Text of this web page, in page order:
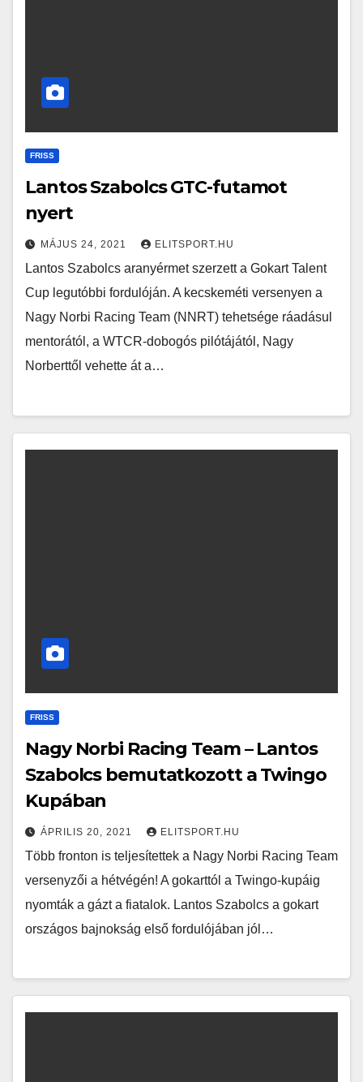
FRISS
Lantos Szabolcs GTC-futamot
nyert
MÁJUS 24, 2021 ELITSPORT.HU
Lantos Szabolcs aranyérmet szerzett a Gokart Talent
Cup legutóbbi fordulóján. A kecskeméti versenyen a
Nagy Norbi Racing Team (NNRT) tehetsége ráadásul
mentorától, a WTCR-dobogós pilótájától, Nagy
Norberttől vehette át a…
FRISS
Nagy Norbi Racing Team – Lantos
Szabolcs bemutatkozott a Twingo
Kupában
ÁPRILIS 20, 2021 ELITSPORT.HU
Több fronton is teljesítettek a Nagy Norbi Racing Team
versenyzői a hétvégén! A gokarttól a Twingo-kupáig
nyomták a gázt a fiatalok. Lantos Szabolcs a gokart
országos bajnokság első fordulójában jól…